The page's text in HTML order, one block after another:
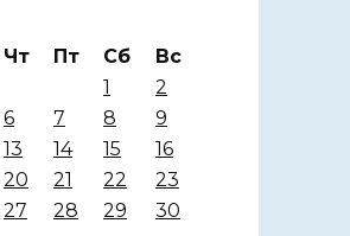
Чт Пт Сб
Вс
1
2
6 7 8
9
13 14 15
16
20 21 22
23
27 28 29
30